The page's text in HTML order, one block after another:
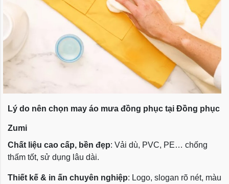
Lý do nên chọn may áo mưa đồng phục tại Đồng phục
Zumi
Chất liệu cao cấp, bền đẹp: Vải dù, PVC, PE… chống
thấm tốt, sử dụng lâu dài.
Thiết kế & in ấn chuyên nghiệp: Logo, slogan rõ nét, màu